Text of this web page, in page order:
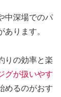
中深場でのパ
あります。
りの効率と楽
グが扱いやす
めるのがおす